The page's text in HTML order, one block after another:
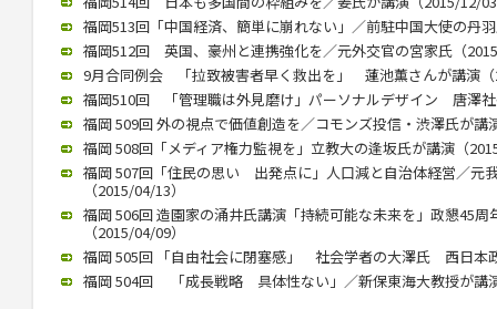
福岡513回「中国経済、簡単に崩れない」／前駐中国大使の丹
福岡512回 英国、豪州と連携強化を／元外交官の宮家氏（
9月合同例会 「拉致被害者早く救出を」 蓮池薫さんが講演
福岡510回 「管理職は外見磨け」パーソナルデザイン 唐澤
福岡 509回 外の視点で価値創造を／コモンズ投信・渋澤氏が講
福岡 508回「メディア権力監視を」立教大の逢坂氏が講演（
福岡 507回「住民の思い 出発点に」人口減と自治体経営／元
（2015/04/13）
福岡 506回 造園家の涌井氏講演「持続可能な未来を」政懇45
（2015/04/09）
福岡 505回 「自由社会に閉塞感」 社会学者の大澤氏 西日本
福岡 504回 「成長戦略 具体性ない」／新保東海大教授が講